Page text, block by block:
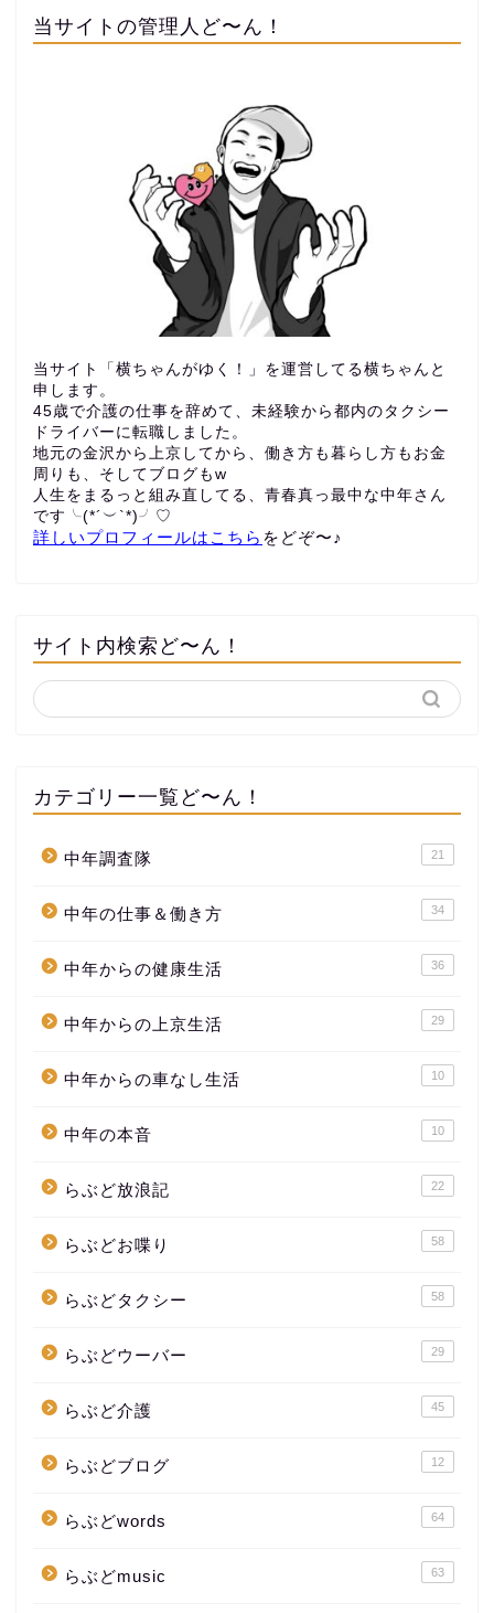
当サイトの管理人ど〜ん！
当サイト「横ちゃんがゆく！」を運営してる横ちゃんと
申します。
45歳で介護の仕事を辞めて、未経験から都内のタクシー
ドライバーに転職しました。
地元の金沢から上京してから、働き方も暮らし方もお金
周りも、 そしてブログもw
人生をまるっと組み直してる、青春真っ最中な中年さん
です╰(*´︶`*)╯♡
詳しいプロフィールはこちら をどぞ〜♪
サイト内検索ど〜ん！
カテゴリー一覧ど〜ん！
中年調査隊 21
中年の仕事＆働き方 34
中年からの健康生活 36
中年からの上京生活 29
中年からの車なし生活 10
中年の本音 10
らぶど放浪記 22
らぶどお喋り 58
らぶどタクシー 58
らぶどウーバー 29
らぶど介護 45
らぶどブログ 12
らぶどwords 64
らぶどmusic 63